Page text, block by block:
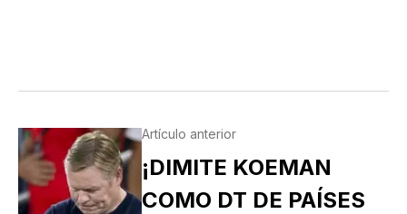
Artículo anterior
¡DIMITE KOEMAN
COMO DT DE PAÍSES